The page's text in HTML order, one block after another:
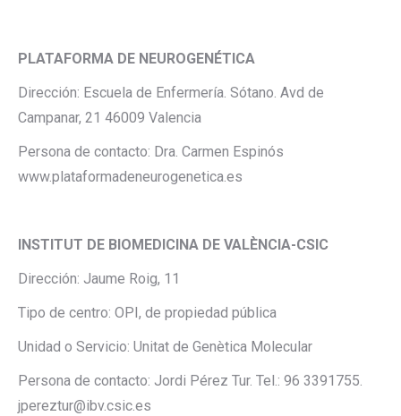
PLATAFORMA DE NEUROGENÉTICA
Dirección: Escuela de Enfermería. Sótano. Avd de
Campanar, 21 46009 Valencia
Persona de contacto: Dra. Carmen Espinós
www.plataformadeneurogenetica.es
INSTITUT DE BIOMEDICINA DE VALÈNCIA-CSIC
Dirección: Jaume Roig, 11
Tipo de centro: OPI, de propiedad pública
Unidad o Servicio: Unitat de Genètica Molecular
Persona de contacto: Jordi Pérez Tur. Tel.: 96 3391755.
jpereztur@ibv.csic.es